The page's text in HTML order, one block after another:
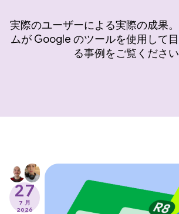
実際のユーザーによる実際の成果
ムが Google のツールを使用して
る事例をご覧ください
27
7 月
2026